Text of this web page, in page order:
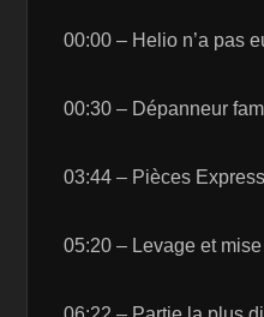
00:00 – Helio n’a pas
00:30 – Dépanneur
03:44 – Pièces Express
05:20 – Levage et